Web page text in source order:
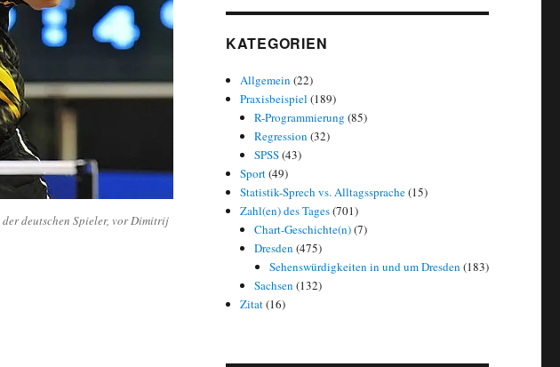
der deutschen Spieler, vor Dimitrij
KATEGORIEN
Allgemein (22)
Praxisbeispiel (189)
R-Programmierung (85)
Regression (32)
SPSS(43)
Sport(49)
Statistik-Sprech vs. Alltagssprache(15)
Zahl(en) des Tages(701)
Chart-Geschichte(n)(7)
Dresden (475)
Sehenswürdigkeiten in und um Dresden (183)
Sachsen (132)
Zitat(16)